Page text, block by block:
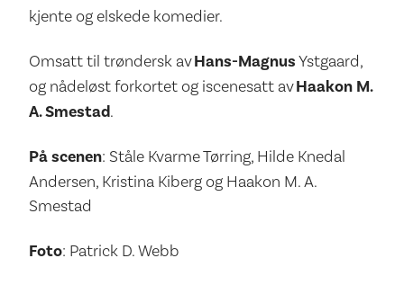
kjente og elskede komedier.
Omsatt til trøndersk avHans-MagnusYstgaard,
og nådeløst forkortet og iscenesatt avHaakon M.
A. Smestad.
På scenen: Ståle Kvarme Tørring, Hilde Knedal
Andersen, Kristina Kiberg og Haakon M. A.
Smestad
Foto: Patrick D. Webb